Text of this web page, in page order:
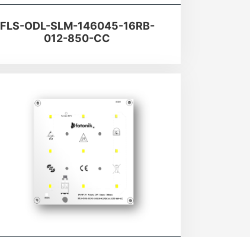
FLS-ODL-SLM-146045-16RB-
012-850-CC